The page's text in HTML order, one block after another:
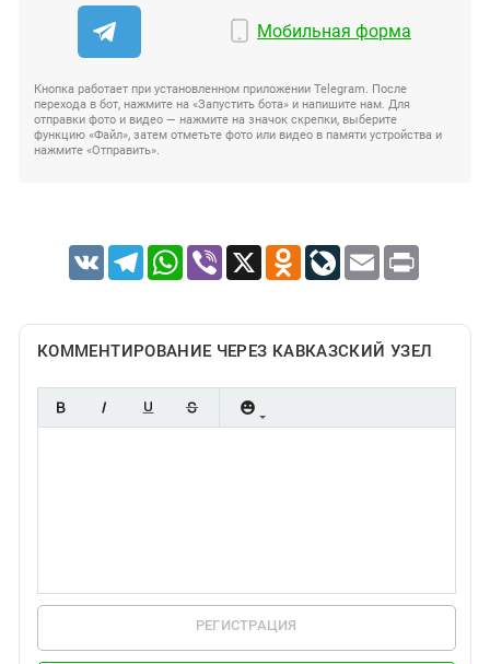
Мобильная форма
Кнопка работает при установленном приложении Telegram. После
перехода в бот, нажмите на «Запустить бота» и напишите нам. Для
отправки фото и видео — нажмите на значок скрепки, выберите
функцию «Файл», затем отметьте фото или видео в памяти устройства и
нажмите «Отправить».
VK TelegramWhatsApp
Viber X Odnoklassniki
LiveJournal
Email Print
КОММЕНТИРОВАНИЕ ЧЕРЕЗ КАВКАЗСКИЙ УЗЕЛ
РЕГИСТРАЦИЯ